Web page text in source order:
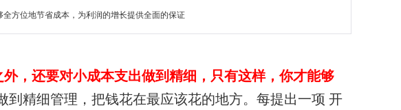
方位地节省成本，为利润的增长提供全面的保证
外，还要对小成本支出做到精细，只有这样，你才能够
到精细管理，把钱花在最应该花的地方。每提出一项 开